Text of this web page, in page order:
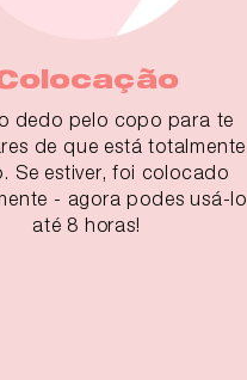
dedo pelo copo para te
de que está totalmente
Se estiver, foi colocado
- agora podes usá-lo
até 8 horas!